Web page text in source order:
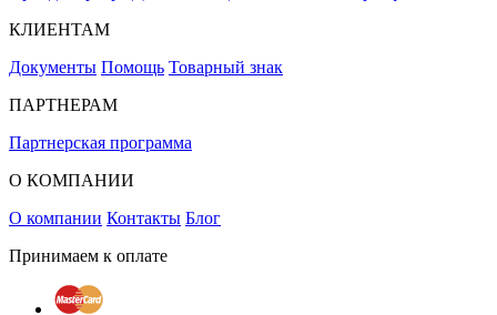
КЛИЕНТАМ
Документы Помощь Товарный знак
ПАРТНЕРАМ
Партнерская программа
О КОМПАНИИ
О компании Контакты Блог
Принимаем к оплате